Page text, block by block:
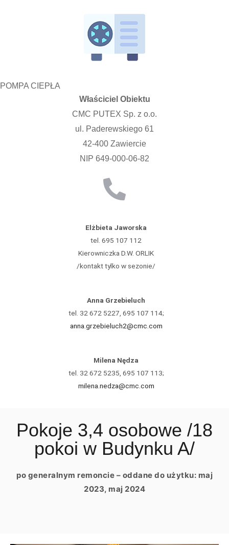
POMPA CIEPŁA
Właściciel Obiektu
CMC PUTEX Sp. z o.o.
ul. Paderewskiego 61
42-400 Zawiercie
NIP 649-000-06-82
Elżbieta Jaworska
tel. 695 107 112
Kierowniczka D.W. ORLIK
/kontakt tylko w sezonie/
Anna Grzebieluch
tel. 32 672 5227, 695 107 114;
anna.grzebieluch2@cmc.com
Milena Nędza
tel. 32 672 5235, 695 107 113;
milena.nedza@cmc.com
Pokoje 3,4 osobowe /18
pokoi w Budynku A/
po generalnym remoncie – oddane do użytku: maj
2023, maj 2024